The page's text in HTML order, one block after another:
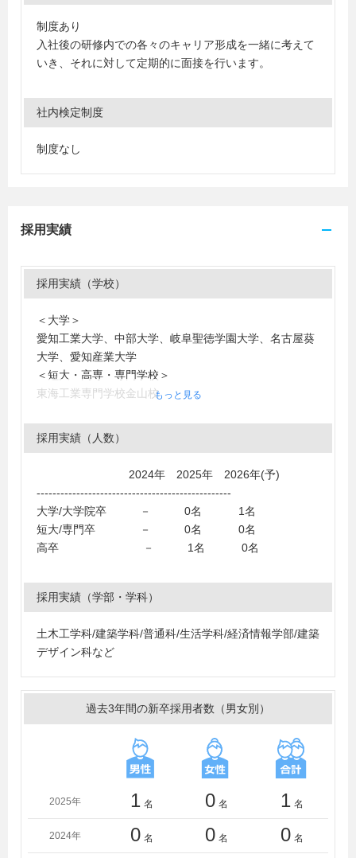
制度あり
入社後の研修内での各々のキャリア形成を一緒に考えて
いき、それに対して定期的に面接を行います。
社内検定制度
制度なし
採用実績
採用実績（学校）
＜大学＞
愛知工業大学、中部大学、岐阜聖徳学園大学、名古屋葵
大学、愛知産業大学
＜短大・高専・専門学校＞
東海工業専門学校金山校もっと見る
採用実績（人数）
2024年 2025年 2026年(予)
-------------------------------------------------
大学/大学院卒 － 0名 1名
短大/専門卒 － 0名 0名
高卒 － 1名 0名
採用実績（学部・学科）
土木工学科/建築学科/普通科/生活学科/経済情報学部/建築
デザイン科など
過去3年間の新卒採用者数（男女別）
2025年 1 名 0 名 1 名
2024年 0 名 0 名 0 名